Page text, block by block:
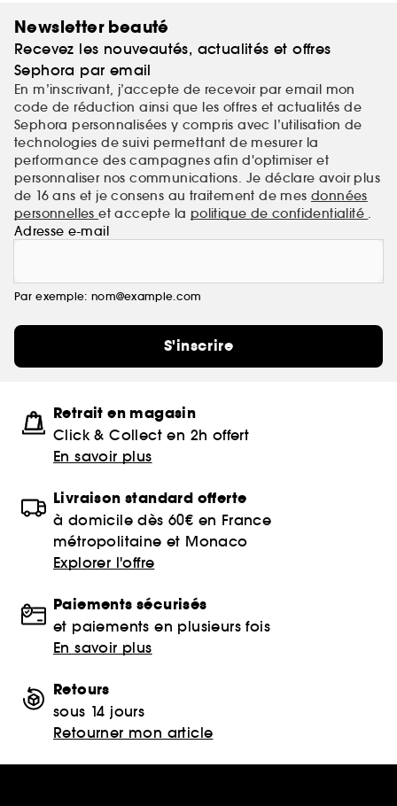
Newsletter beauté
Recevez les nouveautés, actualités et offres
Sephora par email
En m’inscrivant, j’accepte de recevoir par email mon
code de réduction ainsi que les offres et actualités de
Sephora personnalisées y compris avec l’utilisation de
technologies de suivi permettant de mesurer la
performance des campagnes afin d'optimiser et
personnaliser nos communications. Je déclare avoir plus
de 16 ans et je consens au traitement de mes données
personnelleset accepte la politique de confidentialité .
Adresse e-mail
Par exemple: nom@example.com
S'inscrire
Retrait en magasin
Click & Collect en 2h offert
En savoir plus
Livraison standard offerte
à domicile dès 60€ en France
métropolitaine et Monaco
Explorer l'offre
Paiements sécurisés
et paiements en plusieurs fois
En savoir plus
Retours
sous 14 jours
Retourner mon article